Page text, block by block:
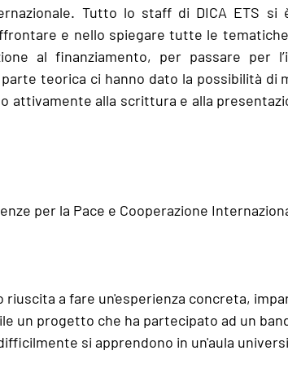
Tutto lo staff di DICA ETS si
e nello spiegare tutte le
al finanziamento, per passare per
teorica ci hanno dato la possibilità di
attivamente alla scrittura e alla
per la Pace e Cooperazione
riuscita a fare un'esperienza concreta,
un progetto che ha partecipato ad un
si apprendono in un'aula